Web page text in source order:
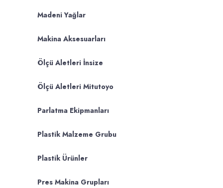
Madeni Yağlar
Makina Aksesuarları
Ölçü Aletleri İnsize
Ölçü Aletleri Mitutoyo
Parlatma Ekipmanları
Plastik Malzeme Grubu
Plastik Ürünler
Pres Makina Grupları